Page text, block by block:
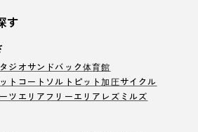
す
ジオサンドバック体育館
トコート ソルトピット加圧サイクル
ツエリア フリーエリア レズミルズ